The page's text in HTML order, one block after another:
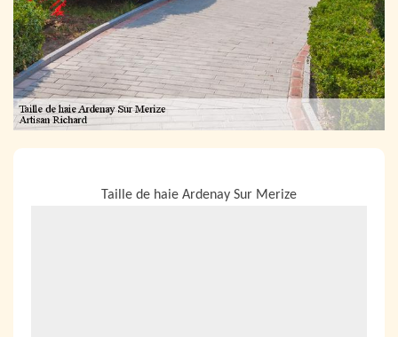
Taille de haie Ardenay Sur Merize